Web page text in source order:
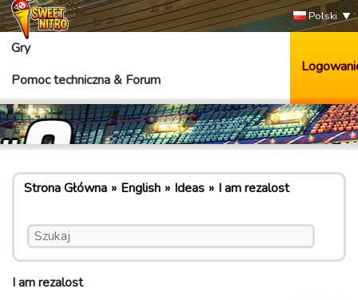
Polski
Gry
Pomoc techniczna & Forum
Strona Główna English Ideas I am rezalost
I am rezalost